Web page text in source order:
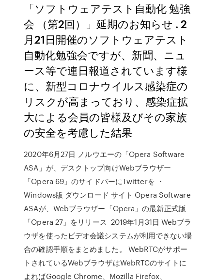
「ソフトウェアテスト自動化 勉強
会 （第2回）」延期のお知らせ . 2
月21日開催のソフトウェアテスト
自動化勉強会ですが、新聞、ニュ
ース等で連日報道されています様
に、新型コロナウイルス感染症の
リスクが高まっており、感染症拡
大による会員の皆様及びその家族
の安全を考慮した結果
2020年6月27日 ノルウエーの「Opera Software
ASA」が、デスクトップ向けWebブラウザー
「Opera 69」のサイドバーにTwitterを ・
Windows版 ダウンロード サイト Opera Software
ASAが、Webブラウザー「Opera」の最新正式版
「Opera 27」をリリース 2019年1月31日 Webブラ
ウザを使ったビデオ会議システムが利用できない場
合の確認手順をまとめました。 WebRTCがサポー
トされているWebブラウザはWebRTCのサイトに
よればGoogle Chrome、Mozilla Firefox、